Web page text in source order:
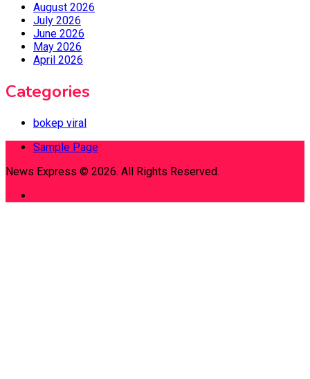
August 2026
July 2026
June 2026
May 2026
April 2026
Categories
bokep viral
Sample Page
News Express © 2026. All Rights Reserved.